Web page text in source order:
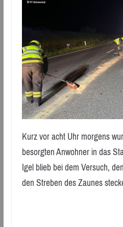
Kurz vor acht Uhr morgens
besorgten Anwohner in das
Igel blieb bei dem Versuch,
den Streben des Zaunes